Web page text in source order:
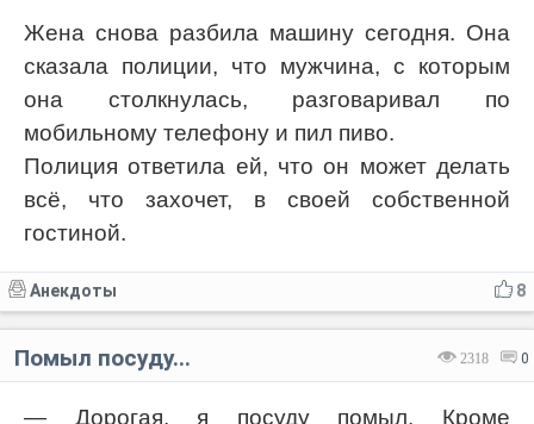
Жена снова разбила машину сегодня. Она
сказала полиции, что мужчина, с которым
она столкнулась, разговаривал по
мобильному телефону и пил пиво.
Полиция ответила ей, что он может делать
всё, что захочет, в своей собственной
гостиной.
8
Анекдоты
2318 0
Помыл посуду...
— Дорогая, я посуду помыл. Кроме